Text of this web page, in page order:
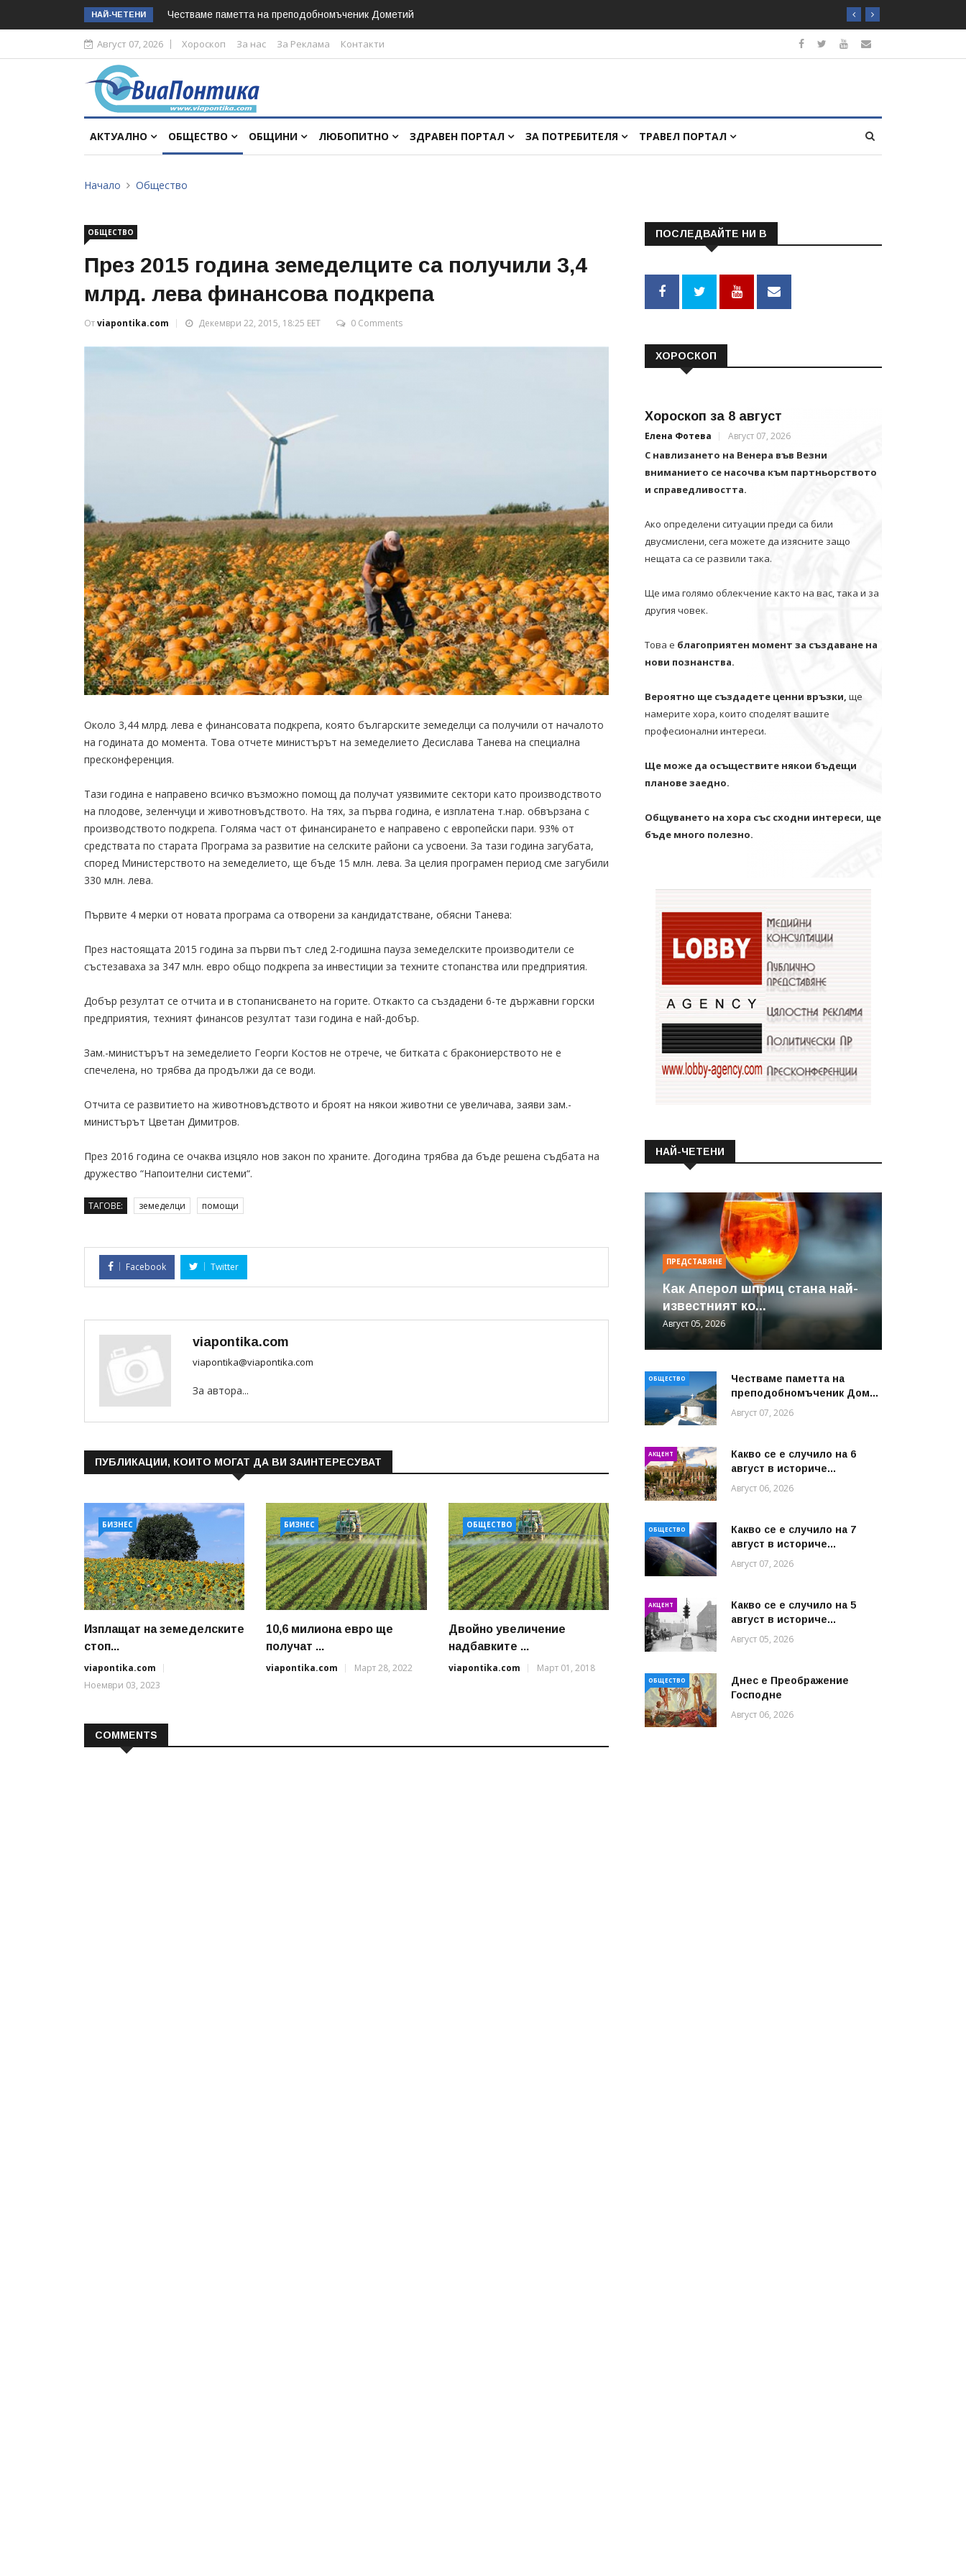
НАЙ-ЧЕТЕНИ Честваме паметта на преподобномъченик Дометий
Август 07, 2026 Хороскоп За нас За Реклама Контакти
АКТУАЛНО ОБЩЕСТВО ОБЩИНИ ЛЮБОПИТНО ЗДРАВЕН ПОРТАЛ ЗА ПОТРЕБИТЕЛЯ ТРАВЕЛ ПОРТАЛ
Начало Общество
ОБЩЕСТВО
През 2015 година земеделците са получили 3,4
млрд. лева финансова подкрепа
Отviapontika.com Декември 22, 2015, 18:25 EET 0 Comments
Около 3,44 млрд. лева е финансовата подкрепа, която българските земеделци са получили от началото
на годината до момента. Това отчете министърът на земеделието Десислава Танева на специална
пресконференция.
Тази година е направено всичко възможно помощ да получат уязвимите сектори като производството
на плодове, зеленчуци и животновъдството. На тях, за първа година, е изплатена т.нар. обвързана с
производството подкрепа. Голяма част от финансирането е направено с европейски пари. 93% от
средствата по старата Програма за развитие на селските райони са усвоени. За тази година загубата,
според Министерството на земеделието, ще бъде 15 млн. лева. За целия програмен период сме загубили
330 млн. лева.
Първите 4 мерки от новата програма са отворени за кандидатстване, обясни Танева:
През настоящата 2015 година за първи път след 2-годишна пауза земеделските производители се
състезаваха за 347 млн. евро общо подкрепа за инвестиции за техните стопанства или предприятия.
Добър резултат се отчита и в стопанисването на горите. Откакто са създадени 6-те държавни горски
предприятия, техният финансов резултат тази година е най-добър.
Зам.-министърът на земеделието Георги Костов не отрече, че битката с бракониерството не е
спечелена, но трябва да продължи да се води.
Отчита се развитието на животновъдството и броят на някои животни се увеличава, заяви зам.-
министърът Цветан Димитров.
През 2016 година се очаква изцяло нов закон по храните. Догодина трябва да бъде решена съдбата на
дружество “Напоителни системи“.
ТАГОВЕ: земеделци помощи
Facebook Twitter
viapontika.com
viapontika@viapontika.com
За автора...
ПУБЛИКАЦИИ, КОИТО МОГАТ ДА ВИ ЗАИНТЕРЕСУВАТ
БИЗНЕС
Изплащат на земеделските
стоп...
viapontika.com
Ноември 03, 2023
БИЗНЕС
10,6 милиона евро ще
получат ...
viapontika.com
Март 28, 2022
ОБЩЕСТВО
Двойно увеличение
надбавките ...
viapontika.com
Март 01, 2018
COMMENTS
ПОСЛЕДВАЙТЕ НИ В
ХОРОСКОП
Хороскоп за 8 август
Елена Фотева Август 07, 2026
С навлизането на Венера във Везни
вниманието се насочва към партньорството
и справедливостта.
Ако определени ситуации преди са били
двусмислени, сега можете да изясните защо
нещата са се развили така.
Ще има голямо облекчение както на вас, така и за
другия човек.
Това е благоприятен момент за създаване на
нови познанства.
Вероятно ще създадете ценни връзки, ще
намерите хора, които споделят вашите
професионални интереси.
Ще може да осъществите някои бъдещи
планове заедно.
Общуването на хора със сходни интереси, ще
бъде много полезно.
НАЙ-ЧЕТЕНИ
ПРЕДСТАВЯНЕ
Как Аперол шприц стана най-
известният ко...
Август 05, 2026
ОБЩЕСТВО
Честваме паметта на
преподобномъченик Дом...
Август 07, 2026
АКЦЕНТ
Какво се е случило на 6
август в историче...
Август 06, 2026
ОБЩЕСТВО
Какво се е случило на 7
август в историче...
Август 07, 2026
АКЦЕНТ
Какво се е случило на 5
август в историче...
Август 05, 2026
ОБЩЕСТВО
Днес е Преображение
Господне
Август 06, 2026